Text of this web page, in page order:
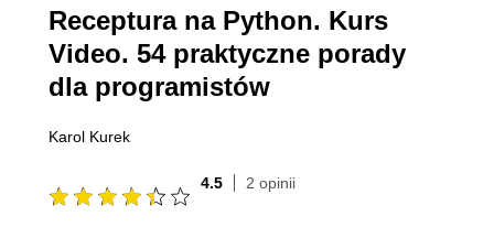
Receptura na Python. Kurs
Video. 54 praktyczne porady
dla programistów
Karol Kurek
4.5 2 opinii